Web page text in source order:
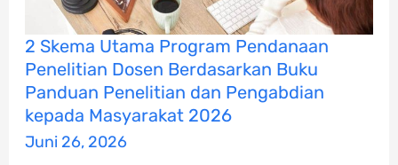
2 Skema Utama Program Pendanaan
Penelitian Dosen Berdasarkan Buku
Panduan Penelitian dan Pengabdian
kepada Masyarakat 2026
Juni 26, 2026
2
Skema
Utama
Program
Pendanaan
Penelitian
Dosen
Berdasarkan